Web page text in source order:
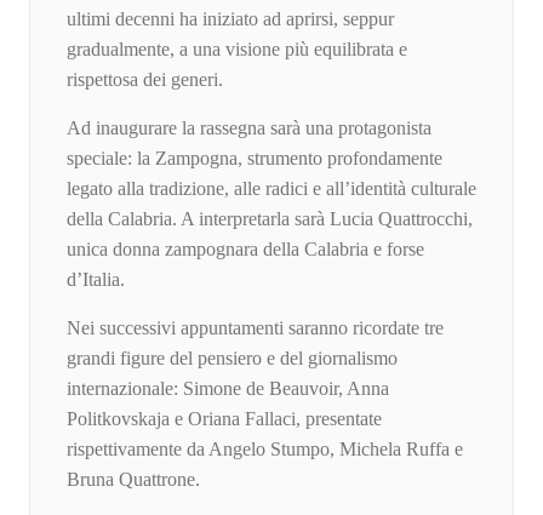
ultimi decenni ha iniziato ad aprirsi, seppur
gradualmente, a una visione più equilibrata e
rispettosa dei generi.
Ad inaugurare la rassegna sarà una protagonista
speciale: la Zampogna, strumento profondamente
legato alla tradizione, alle radici e all’identità culturale
della Calabria. A interpretarla sarà Lucia Quattrocchi,
unica donna zampognara della Calabria e forse
d’Italia.
Nei successivi appuntamenti saranno ricordate tre
grandi figure del pensiero e del giornalismo
internazionale: Simone de Beauvoir, Anna
Politkovskaja e Oriana Fallaci, presentate
rispettivamente da Angelo Stumpo, Michela Ruffa e
Bruna Quattrone.